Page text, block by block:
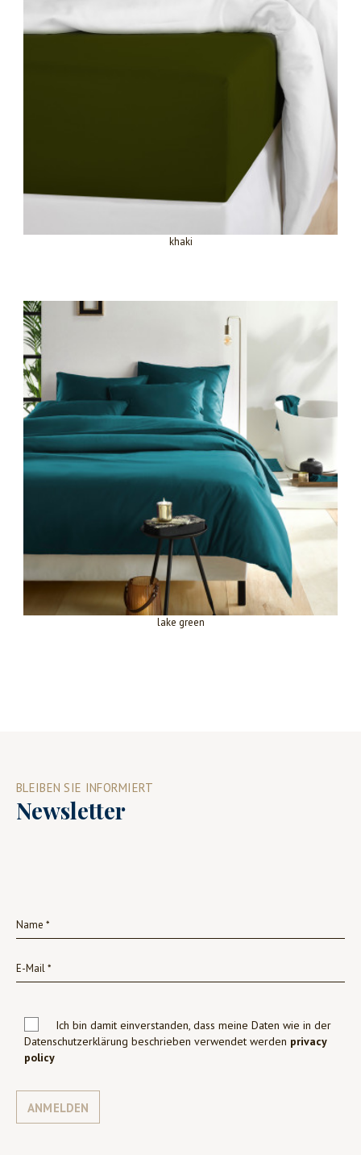
khaki
lake green
BLEIBEN SIE INFORMIERT
Newsletter
Ich bin damit einverstanden, dass meine Daten wie in der
Datenschutzerklärung beschrieben verwendet werden privacy
policy
ANMELDEN